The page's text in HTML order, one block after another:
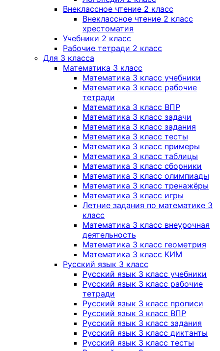
Внеклассное чтение 2 класс
Внеклассное чтение 2 класс
хрестоматия
Учебники 2 класс
Рабочие тетради 2 класс
Для 3 класса
Математика 3 класс
Математика 3 класс учебники
Математика 3 класс рабочие
тетради
Математика 3 класс ВПР
Математика 3 класс задачи
Математика 3 класс задания
Математика 3 класс тесты
Математика 3 класс примеры
Математика 3 класс таблицы
Математика 3 класс сборники
Математика 3 класс олимпиады
Математика 3 класс тренажёры
Математика 3 класс игры
Летние задания по математике 3
класс
Математика 3 класс внеурочная
деятельность
Математика 3 класс геометрия
Математика 3 класс КИМ
Русский язык 3 класс
Русский язык 3 класс учебники
Русский язык 3 класс рабочие
тетради
Русский язык 3 класс прописи
Русский язык 3 класс ВПР
Русский язык 3 класс задания
Русский язык 3 класс диктанты
Русский язык 3 класс тесты